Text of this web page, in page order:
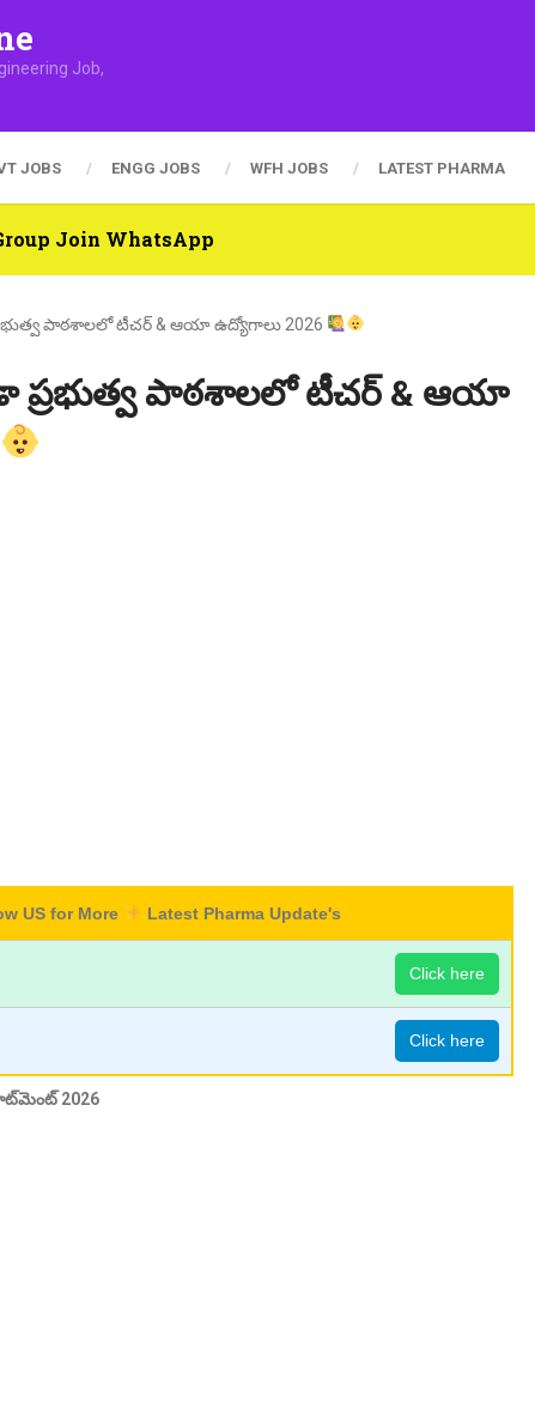
Job,
JOBS ENGG JOBS WFH JOBS LATEST PHARMA
Join WhatsApp
పాఠశాలలో టీచర్ & ఆయా ఉద్యోగాలు 2026
ప్రభుత్వ పాఠశాలలో టీచర్ & ఆయా
US for More Latest Pharma Update's
Click here
Click here
మెంట్ 2026